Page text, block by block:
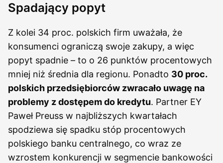
Spadający popyt
Z kolei 34 proc. polskich firm uważała, że
konsumenci ograniczą swoje zakupy, a więc
popyt spadnie – to o 26 punktów procentowych
mniej niż średnia dla regionu. Ponadto 30 proc.
polskich przedsiębiorców zwracało uwagę na
problemy z dostępem do kredytu. Partner EY
Paweł Preuss w najbliższych kwartałach
spodziewa się spadku stóp procentowych
polskiego banku centralnego, co wraz ze
wzrostem konkurencji w segmencie bankowości